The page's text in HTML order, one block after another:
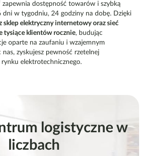
zapewnia dostępność towarów i szybką
dni w tygodniu, 24 godziny na dobę. Dzięki
sklep elektryczny internetowy oraz sieć
tysiące klientów rocznie, budując
oparte na zaufaniu i wzajemnym
zyskujesz pewność rzetelnej
elektrotechnicznego.
logistyczne w
liczbach